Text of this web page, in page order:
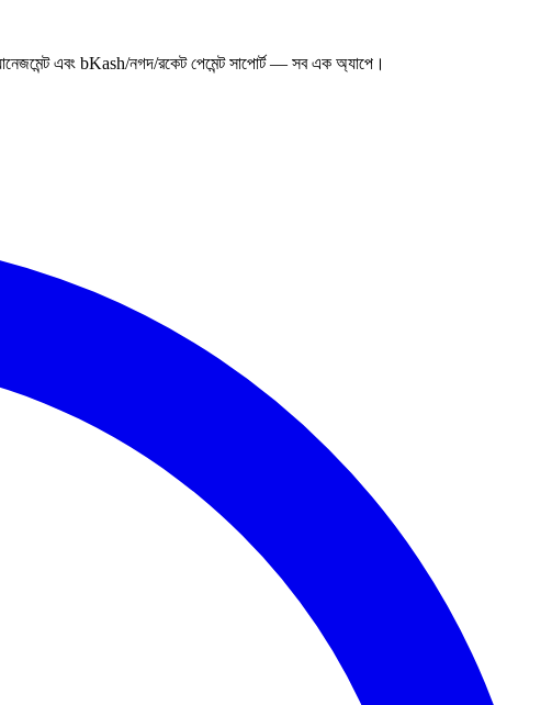
এবং bKash/নগদ/রকেট পেমেন্ট সাপোর্ট — সব এক অ্যাপে।